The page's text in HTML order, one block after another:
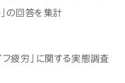
の回答を集計
フ疲労」に関する実態調査